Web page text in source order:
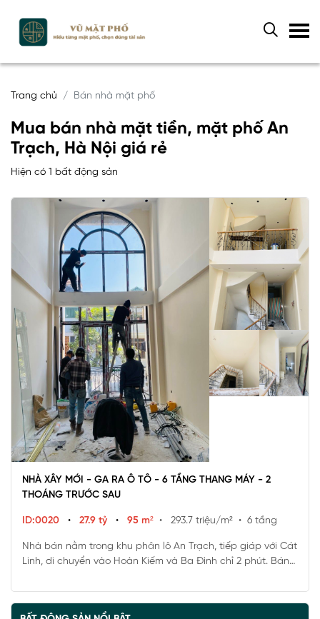
Trang chủ Bán nhà mặt phố
Mua bán nhà mặt tiền, mặt phố An
Trạch, Hà Nội giá rẻ
Hiện có 1 bất động sản
NHÀ XÂY MỚI - GA RA Ô TÔ - 6 TẦNG THANG MÁY - 2
THOÁNG TRƯỚC SAU
ID:0020 • 27.9 tỷ • 95 m² • 293.7 triệu/m² • 6 tầng
Nhà bán nằm trong khu phân lô An Trạch, tiếp giáp với Cát
Linh, di chuyển vào Hoàn Kiếm và Ba Đình chỉ 2 phút. Bán
điểm di tích nổi tiếng như Văn Miếu, Lăng Bác...